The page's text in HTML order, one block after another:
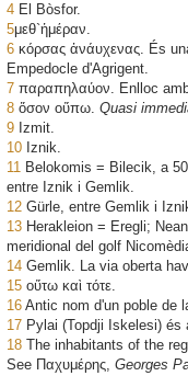
4 El Bòsfor.
5μεθ`ἡμέραν.
6 κόρσας ἀνάυχενας. És
Empedocle d'Agrigent.
7 παραπηλαύον. Enlloc
8 ὅσον οὕπω. Quasi
9 Izmit.
10 Iznik.
11 Belokomis = Bilecik, a
entre Iznik i Gemlik.
12 Gürle, entre Gemlik i
13 Herakleion = Eregli;
meridional del golf
14 Gemlik. La via oberta
15 οὕτω καὶ τότε.
16 Antic nom d'un poble de
17 Pylai (Topdji Iskelesi)
18 The inhabitants of the
See Παχυμέρης, Georges